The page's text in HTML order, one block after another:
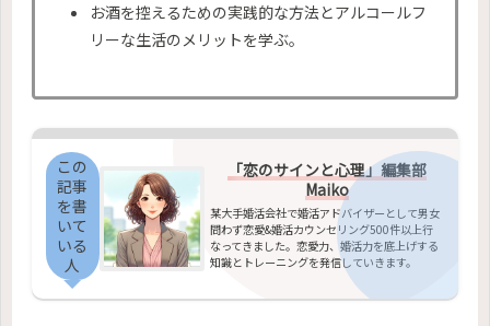
お酒を控えるための実践的な方法とアルコールフ
リーな生活のメリットを学ぶ。
この
記事
を書
いて
いる
人
「恋のサインと心理」編集部
Maiko
某大手婚活会社で婚活アドバイザーとして男女
問わず恋愛&婚活カウンセリング500件以上行
なってきました。恋愛力、婚活力を底上げする
知識とトレーニングを発信していきます。